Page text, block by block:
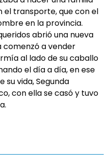
el transporte, que con el
en la provincia.
abrió una nueva
comenzó a vender
al lado de su caballo
el día a día, en ese
su vida, Segunda
con ella se casó y tuvo